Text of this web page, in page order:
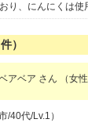
り、にんにくは
件）
アベア さん （女
/40代/Lv.1）